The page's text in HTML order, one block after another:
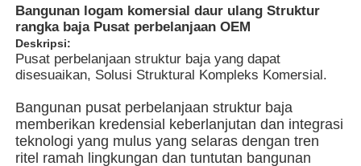
Rumah
Produk
Video
Bangunan logam komersial daur ulang Struktur
rangka baja Pusat perbelanjaan OEM
Deskripsi:
Pusat perbelanjaan struktur baja yang dapat
disesuaikan, Solusi Struktural Kompleks Komersial.
Bangunan pusat perbelanjaan struktur baja
memberikan kredensial keberlanjutan dan integrasi
teknologi yang mulus yang selaras dengan tren
ritel ramah lingkungan dan tuntutan bangunan